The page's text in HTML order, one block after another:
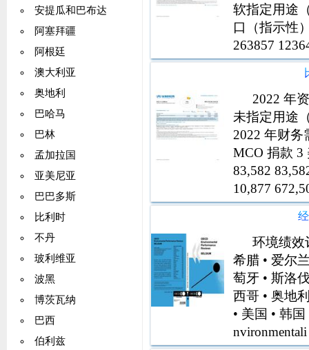
安提瓜和巴布达
阿塞拜疆
阿根廷
澳大利亚
奥地利
巴哈马
巴林
孟加拉国
亚美尼亚
巴巴多斯
比利时
不丹
玻利维亚
波黑
博茨瓦纳
巴西
伯利兹
软指定用途
口（指示性
263857
223703
2022 年
未指定用途
2022 年财务
MCO 捐款 3
83,582
10,877
环境绩效
希腊 • 爱尔
萄牙 • 斯洛
西哥 • 奥地
• 美国 • 韩